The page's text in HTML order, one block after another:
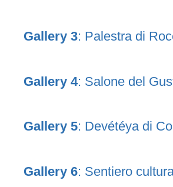
Gallery 3: Palestra di
Gallery 4: Salone del
Gallery 5: Devétéya di
Gallery 6: Sentiero